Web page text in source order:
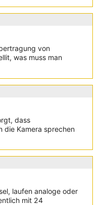
von
was muss man
dass
die Kamera sprechen
laufen analoge oder
mit 24